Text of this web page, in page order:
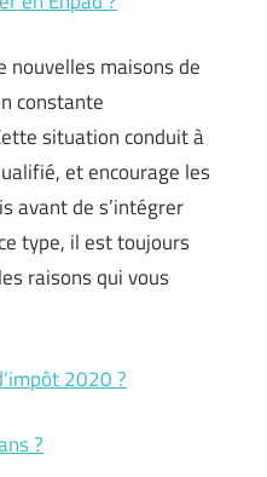
nouvelles maisons de
constante
situation conduit à
et encourage les
avant de s’intégrer
type, il est toujours
raisons qui vous
2020 ?
?